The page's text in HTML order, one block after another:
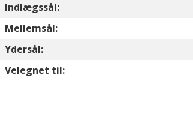
Indlægssål:
Mellemsål:
Ydersål:
Velegnet til: